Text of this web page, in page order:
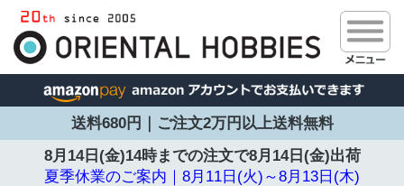
送料680円｜ご注文2万円以上送料無料
8月14日(金)14時までの注文で8月14日(金)出荷
夏季休業のご案内｜8月11日(火)～8月13日(木)